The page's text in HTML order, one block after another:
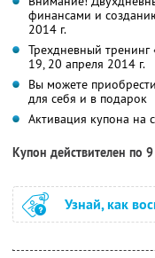
финансами и
2014 г.
Трехдневный тренинг
19, 20 апреля 2014 г.
Вы можете
для себя и в подарок
Активация купона на
Купон действителен по
Узнай, как